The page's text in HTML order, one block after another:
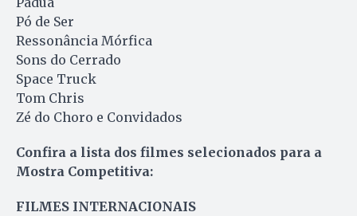
Pó de Ser
Ressonância Mórfica
Sons do Cerrado
Space Truck
Tom Chris
Zé do Choro e Convidados
Confira a lista dos filmes selecionados para a
Mostra Competitiva:
FILMES INTERNACIONAIS